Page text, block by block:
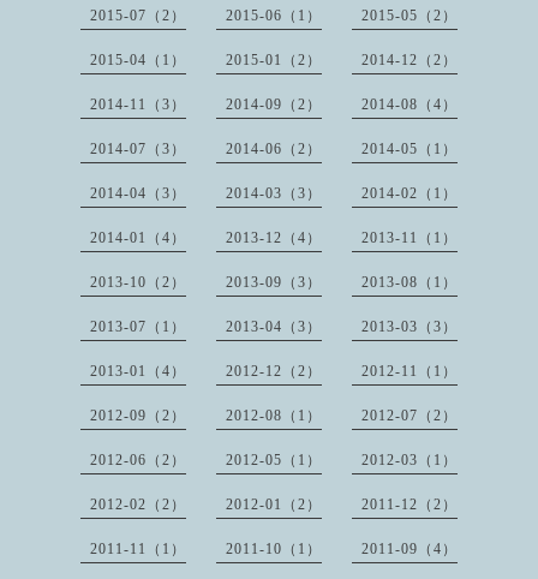
2015-07（2） 2015-06（1） 2015-05（2）
2015-04（1） 2015-01（2） 2014-12（2）
2014-11（3） 2014-09（2） 2014-08（4）
2014-07（3） 2014-06（2） 2014-05（1）
2014-04（3） 2014-03（3） 2014-02（1）
2014-01（4） 2013-12（4） 2013-11（1）
2013-10（2） 2013-09（3） 2013-08（1）
2013-07（1） 2013-04（3） 2013-03（3）
2013-01（4） 2012-12（2） 2012-11（1）
2012-09（2） 2012-08（1） 2012-07（2）
2012-06（2） 2012-05（1） 2012-03（1）
2012-02（2） 2012-01（2） 2011-12（2）
2011-11（1） 2011-10（1） 2011-09（4）